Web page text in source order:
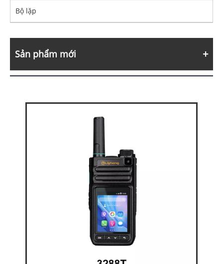
Bộ lặp
Sản phẩm mới